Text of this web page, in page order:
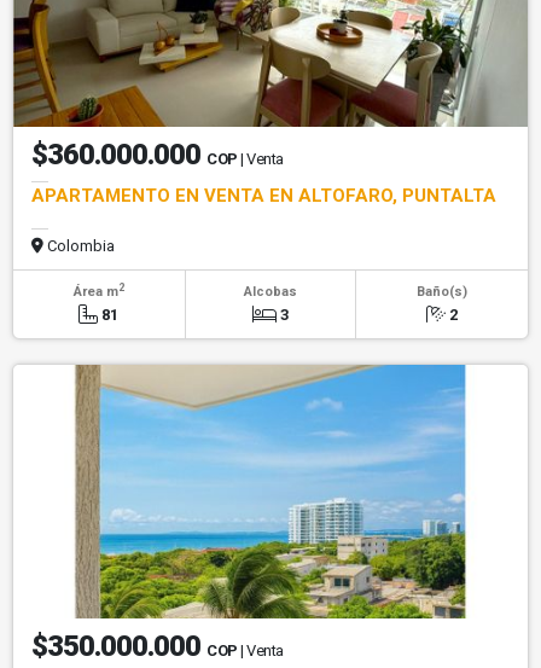
$360.000.000 COP | Venta
APARTAMENTO EN VENTA EN ALTOFARO, PUNTALTA
Colombia
Área m2
81
Alcobas
3
Baño(s)
2
$350.000.000 COP | Venta